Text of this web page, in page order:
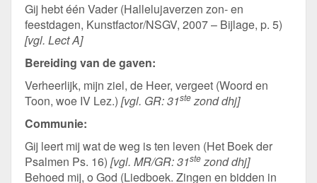
Gij hebt één Vader (Hallelujaverzen zon- en
feestdagen, Kunstfactor/NSGV, 2007 – Bijlage, p. 5)
[vgl. Lect A]
Bereiding van de gaven:
Verheerlijk, mijn ziel, de Heer, vergeet (Woord en
Toon, woe IV Lez.) [vgl. GR: 31stezond dhj]
Communie:
Gij leert mij wat de weg is ten leven (Het Boek der
Psalmen Ps. 16) [vgl. MR/GR: 31stezond dhj]
Behoed mij, o God (Liedboek. Zingen en bidden in